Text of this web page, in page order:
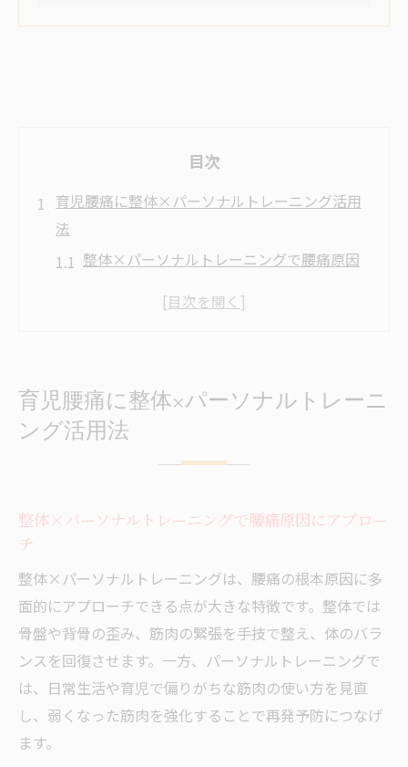
目次
育児腰痛に整体×パーソナルトレーニング活用
法
整体×パーソナルトレーニングで腰痛原因
育児の腰痛対策に整体×パーソナルトレー
を根本改善
整体×パーソナルトレーニングの選び方と
盤を整えるポイント
整体×パーソナルトレーニングで根本改善
の流れを解説
育児腰痛に整体×パーソナルトレーニング
が効果的な理由
整体×パーソナルトレーニングの頻度と通
い方のコツ
育児腰痛に整体×パーソナルトレーニ
ング活用法
整体×パーソナルトレーニングで腰痛原因にアプロー
チ
整体×パーソナルトレーニングは、腰痛の根本原因に多
面的にアプローチできる点が大きな特徴です。整体では
骨盤や背骨の歪み、筋肉の緊張を手技で整え、体のバラ
ンスを回復させます。一方、パーソナルトレーニングで
は、日常生活や育児で偏りがちな筋肉の使い方を見直
し、弱くなった筋肉を強化することで再発予防につなげ
ます。